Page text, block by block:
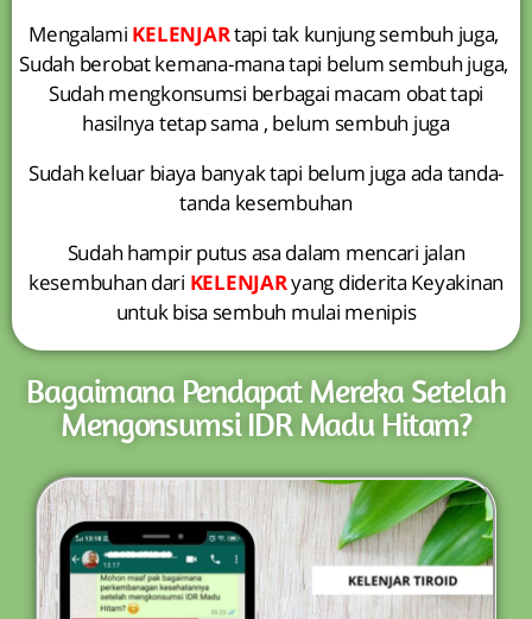
Mengalami KELENJARtapi tak kunjung sembuh juga,
Sudah berobat kemana-mana tapi belum sembuh juga,
Sudah mengkonsumsi berbagai macam obat tapi
hasilnya tetap sama , belum sembuh juga
Sudah keluar biaya banyak tapi belum juga ada tanda-
tanda kesembuhan
Sudah hampir putus asa dalam mencari jalan
kesembuhan dari KELENJARyang diderita Keyakinan
untuk bisa sembuh mulai menipis
Bagaimana Pendapat Mereka Setelah
Mengonsumsi IDR Madu Hitam?